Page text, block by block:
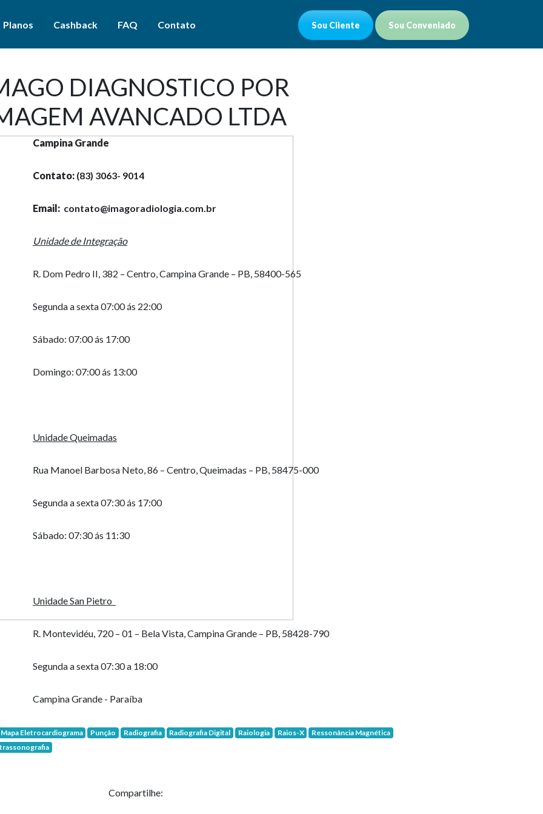
Planos Cashback FAQ Contato Sou Cliente Sou Conveniado
PMCG
laboratoriais
DIAGNOSTICO POR
AVANCADO LTDA
Campina Grande
Contato: (83) 3063- 9014
Email: contato@imagoradiologia.com.br
Unidade de Integração
R. Dom Pedro II, 382 – Centro, Campina Grande – PB, 58400-565
Segunda a sexta 07:00 ás 22:00
Sábado: 07:00 ás 17:00
Domingo: 07:00 ás 13:00
Unidade Queimadas
Rua Manoel Barbosa Neto, 86 – Centro, Queimadas – PB, 58475-000
Segunda a sexta 07:30 ás 17:00
Sábado: 07:30 ás 11:30
Unidade San Pietro
R. Montevidéu, 720 – 01 – Bela Vista, Campina Grande – PB, 58428-790
Segunda a sexta 07:30 a 18:00
Campina Grande - Paraíba
Mapa Eletrocardiograma Punção Radiografia Radiografia Digital Raiologia Raios-X
Ressonância Magnética
Compartilhe: